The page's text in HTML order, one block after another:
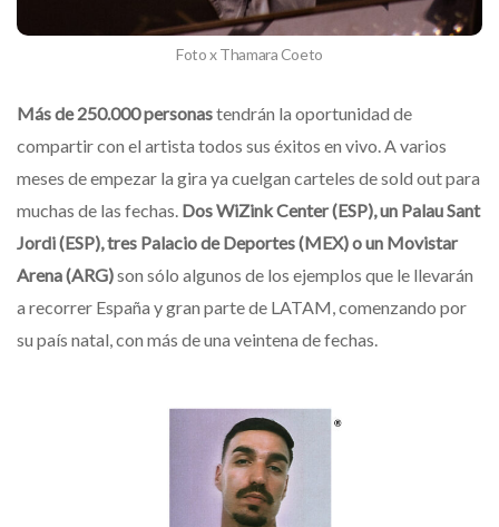
Foto x Thamara Coeto
Más de 250.000 personastendrán la oportunidad de
compartir con el artista todos sus éxitos en vivo. A varios
meses de empezar la gira ya cuelgan carteles de sold out para
muchas de las fechas. Dos WiZink Center (ESP), un Palau Sant
Jordi (ESP), tres Palacio de Deportes (MEX) o un Movistar
Arena (ARG)son sólo algunos de los ejemplos que le llevarán
a recorrer España y gran parte de LATAM, comenzando por
su país natal, con más de una veintena de fechas.